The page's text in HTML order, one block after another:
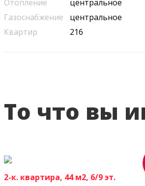
Отопление
центральное
Газоснабжение
центральное
Квартир
216
То что вы
2-к. квартира, 44 м2, 6/9 эт.